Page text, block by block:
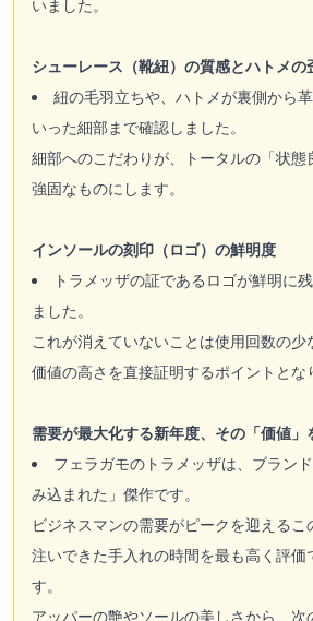
いました。
シューレース（靴紐）の質感とハトメの
紐の毛羽立ちや、ハトメが裏側から
いった細部まで確認しました。
細部へのこだわりが、トータルの「状態
強固なものにします。
インソールの刻印（ロゴ）の鮮明度
トラメッザの証であるロゴが鮮明に
ました。
これが消えていないことは使用回数の
価値の高さを直接証明するポイントとな
需要が最大化する新年度、その「価値」
フェラガモのトラメッザは、ブラン
み込まれた」傑作です。
ビジネスマンの需要がピークを迎える
注いできた手入れの時間を最も高く評価
す。
アッパーの艶やソールの美しさから、次